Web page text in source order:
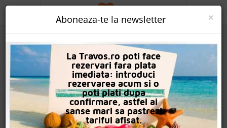
Hotel Manaus
PROMO
CAUTA REZERVARE
OFERTA PERSONALIZATA
DESPRE NOI
LOGIN
×
Aboneaza-te la newsletter
La Travos.ro poti face
rezervari fara plata
imediata: introduci
rezervarea acum si o
poti plati dupa
confirmare, astfel ai
sanse mari sa pastrezi
tariful afisat.